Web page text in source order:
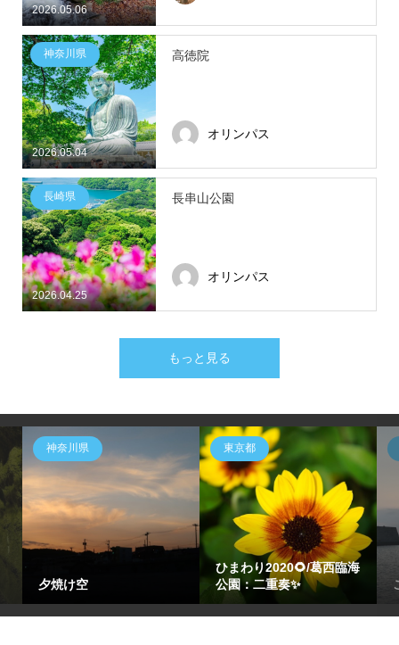
2026.05.06
2026.05.04
神奈川県 高徳院
オリンパス
2026.04.25
長崎県 長串山公園
オリンパス
もっと見る
神奈川県
夕焼け空
東京都
ひまわり2020🌻/葛西臨海
公園：二重奏✨